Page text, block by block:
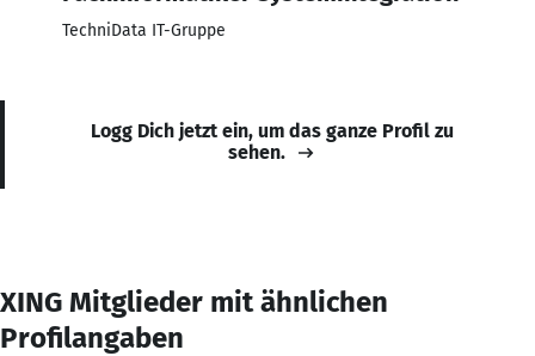
TechniData IT-Gruppe
Logg Dich jetzt ein, um das ganze Profil zu
sehen.
XING Mitglieder mit ähnlichen
Profilangaben